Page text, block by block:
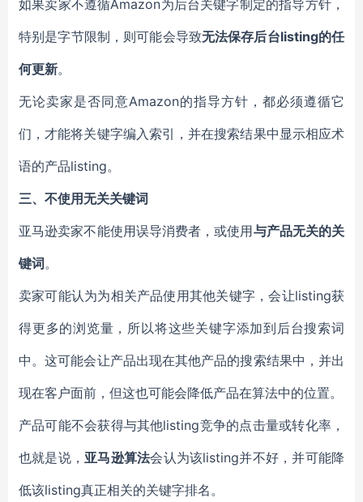
如果卖家不遵循Amazon为后台关键字制定的指导方针，
特别是字节限制，则可能会导致无法保存后台listing的任
何更新。
无论卖家是否同意Amazon的指导方针，都必须遵循它
们，才能将关键字编入索引，并在搜索结果中显示相应术
语的产品listing。
三、不使用无关关键词
亚马逊卖家不能使用误导消费者，或使用与产品无关的关
键词。
卖家可能认为为相关产品使用其他关键字，会让listing获
得更多的浏览量，所以将这些关键字添加到后台搜索词
中。这可能会让产品出现在其他产品的搜索结果中，并出
现在客户面前，但这也可能会降低产品在算法中的位置。
产品可能不会获得与其他listing竞争的点击量或转化率，
也就是说，亚马逊算法会认为该listing并不好，并可能降
低该listing真正相关的关键字排名。